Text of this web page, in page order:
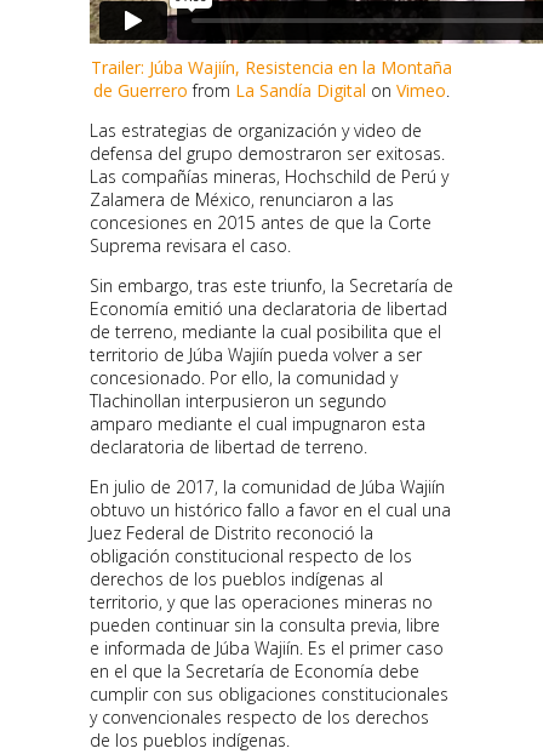
Trailer: Júba Wajiín, Resistencia en la Montaña
de Guerrero from La Sandía Digital on Vimeo.
Las estrategias de organización y video de
defensa del grupo demostraron ser exitosas.
Las compañías mineras, Hochschild de Perú y
Zalamera de México, renunciaron a las
concesiones en 2015 antes de que la Corte
Suprema revisara el caso.
Sin embargo, tras este triunfo, la Secretaría de
Economía emitió una declaratoria de libertad
de terreno, mediante la cual posibilita que el
territorio de Júba Wajiín pueda volver a ser
concesionado. Por ello, la comunidad y
Tlachinollan interpusieron un segundo
amparo mediante el cual impugnaron esta
declaratoria de libertad de terreno.
En julio de 2017, la comunidad de Júba Wajiín
obtuvo un histórico fallo a favor en el cual una
Juez Federal de Distrito reconoció la
obligación constitucional respecto de los
derechos de los pueblos indígenas al
territorio, y que las operaciones mineras no
pueden continuar sin la consulta previa, libre
e informada de Júba Wajiín. Es el primer caso
en el que la Secretaría de Economía debe
cumplir con sus obligaciones constitucionales
y convencionales respecto de los derechos
de los pueblos indígenas.